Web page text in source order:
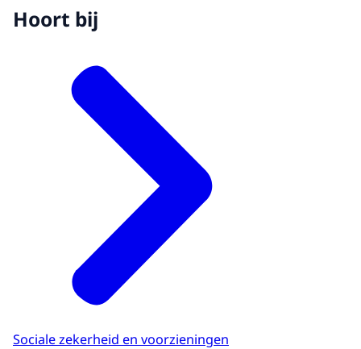
Hoort bij
Sociale zekerheid en voorzieningen